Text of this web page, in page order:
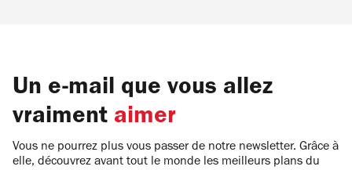
Un e-mail que vous allez
vraiment aimer
Vous ne pourrez plus vous passer de notre newsletter. Grâce à
elle, découvrez avant tout le monde les meilleurs plans du